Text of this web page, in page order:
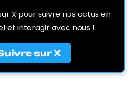
X pour suivre nos actus en
et interagir avec nous !
sur X